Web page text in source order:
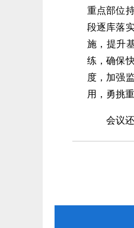
重点部位
段逐库落
施，提升
练，确保
度，加强
用，勇挑
会议还